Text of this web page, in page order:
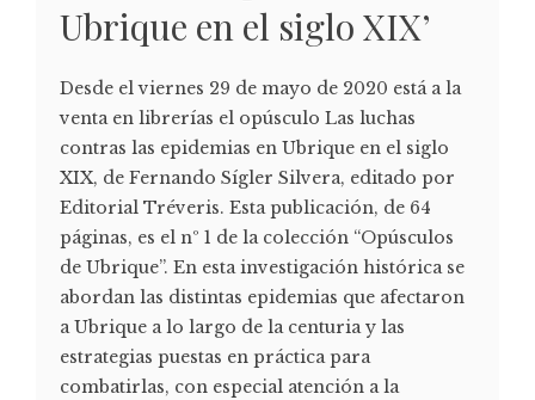
Ubrique en el siglo XIX’
Desde el viernes 29 de mayo de 2020 está a la
venta en librerías el opúsculo Las luchas
contras las epidemias en Ubrique en el siglo
XIX, de Fernando Sígler Silvera, editado por
Editorial Tréveris. Esta publicación, de 64
páginas, es el nº 1 de la colección “Opúsculos
de Ubrique”. En esta investigación histórica se
abordan las distintas epidemias que afectaron
a Ubrique a lo largo de la centuria y las
estrategias puestas en práctica para
combatirlas, con especial atención a la